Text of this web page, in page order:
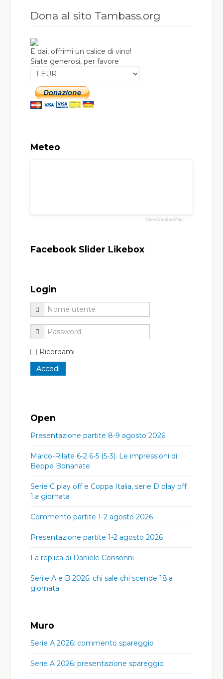
Dona al sito Tambass.org
E dai, offrimi un calice di vino!
Siate generosi, per favore
Meteo
OpenWeatherMap
Facebook Slider Likebox
Login
Ricordami
Open
Presentazione partite 8-9 agosto 2026
Marco-Rilate 6-2 6-5 (5-3). Le impressioni di
Beppe Bonanate
Serie C play off e Coppa Italia, serie D play off
1.a giornata
Commento partite 1-2 agosto 2026
Presentazione partite 1-2 agosto 2026
La replica di Daniele Consonni
Serìie A e B 2026: chi sale chi scende 18.a
giornata
Muro
Serie A 2026: commento spareggio
Serie A 2026: presentazione spareggio